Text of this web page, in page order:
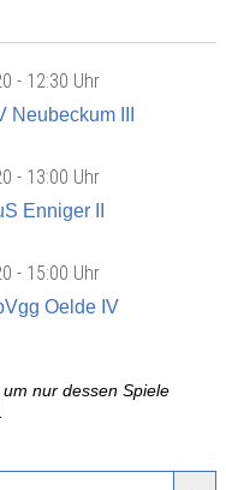
- 12:30 Uhr
Neubeckum III
- 13:00 Uhr
Enniger II
- 15:00 Uhr
Oelde IV
nur dessen Spiele